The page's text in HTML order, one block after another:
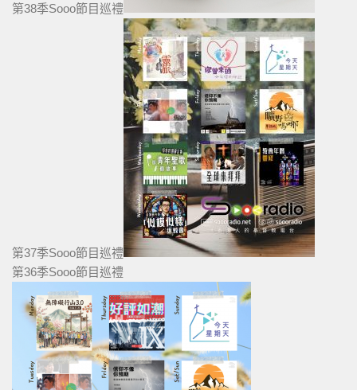
第38季Sooo節目巡禮
第37季Sooo節目巡禮
第36季Sooo節目巡禮